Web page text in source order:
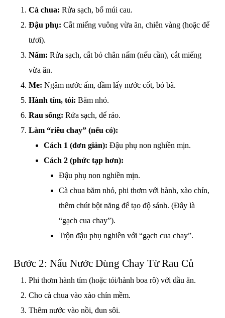
Cà chua: Rửa sạch, bổ múi cau.
Đậu phụ: Cắt miếng vuông vừa ăn, chiên vàng (hoặc để
tươi).
Nấm: Rửa sạch, cắt bỏ chân nấm (nếu cần), cắt miếng
vừa ăn.
Me: Ngâm nước ấm, dầm lấy nước cốt, bỏ bã.
Hành tím, tỏi: Băm nhỏ.
Rau sống: Rửa sạch, để ráo.
Làm “riêu chay” (nếu có):
Cách 1 (đơn giản): Đậu phụ non nghiền mịn.
Cách 2 (phức tạp hơn):
Đậu phụ non nghiền mịn.
Cà chua băm nhỏ, phi thơm với hành, xào chín,
thêm chút bột năng để tạo độ sánh. (Đây là
“gạch cua chay”).
Trộn đậu phụ nghiền với “gạch cua chay”.
Bước 2: Nấu Nước Dùng Chay Từ Rau Củ
Phi thơm hành tím (hoặc tỏi/hành boa rô) với dầu ăn.
Cho cà chua vào xào chín mềm.
Thêm nước vào nồi, đun sôi.